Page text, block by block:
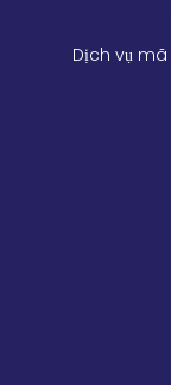
Dịch vụ mã